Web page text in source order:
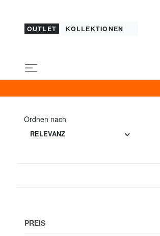
OUTLET KOLLEKTIONEN
Ordnen nach
RELEVANZ
PREIS